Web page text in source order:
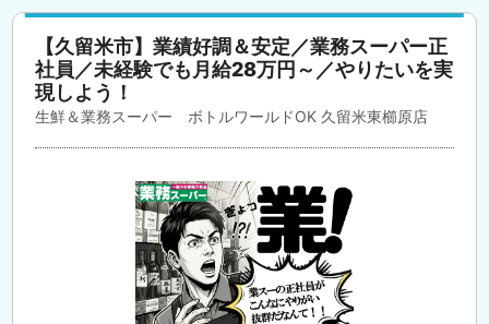
【久留米市】業績好調＆安定／業務スーパー正
社員／未経験でも月給28万円～／やりたいを実
現しよう！
生鮮＆業務スーパー ボトルワールドOK 久留米東櫛原店